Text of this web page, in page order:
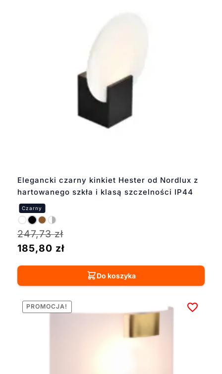
Elegancki czarny kinkiet Hester od Nordlux z
hartowanego szkła i klasą szczelności IP44
247,73zł
185,80 zł
Do koszyka
PROMOCJA!